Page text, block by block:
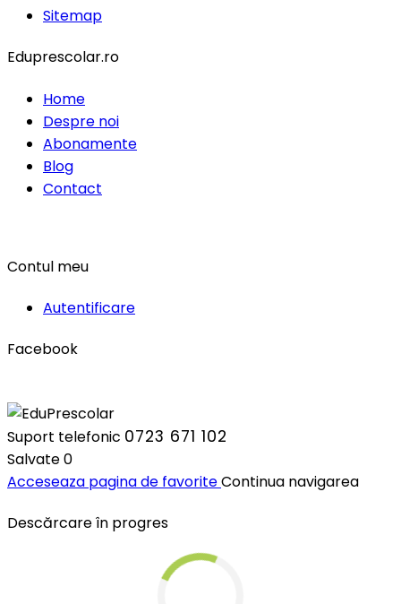
Sitemap
Eduprescolar.ro
Home
Despre noi
Abonamente
Blog
Contact
Contul meu
Autentificare
Facebook
Suport telefonic 0723 671 102
Salvate0
Acceseaza pagina de favoriteContinua navigarea
Descărcare în progres